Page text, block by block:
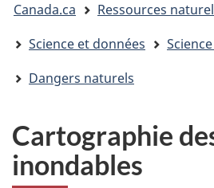
êtes
ici
Canada.ca
Ressources
Science et données
Dangers naturels
Cartographie
inondables